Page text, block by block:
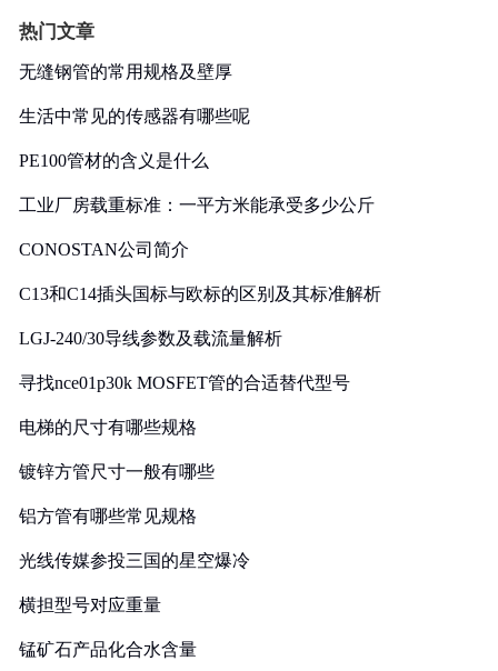
热门文章
无缝钢管的常用规格及壁厚
生活中常见的传感器有哪些呢
PE100管材的含义是什么
工业厂房载重标准：一平方米能承受多少公斤
CONOSTAN公司简介
C13和C14插头国标与欧标的区别及其标准解析
LGJ-240/30导线参数及载流量解析
寻找nce01p30k MOSFET管的合适替代型号
电梯的尺寸有哪些规格
镀锌方管尺寸一般有哪些
铝方管有哪些常见规格
光线传媒参投三国的星空爆冷
横担型号对应重量
锰矿石产品化合水含量